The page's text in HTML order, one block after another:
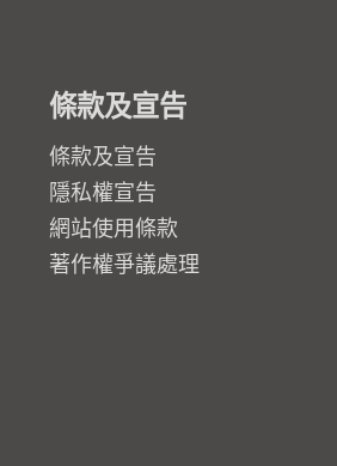
條款及宣告
條款及宣告
隱私權宣告
網站使用條款
著作權爭議處理